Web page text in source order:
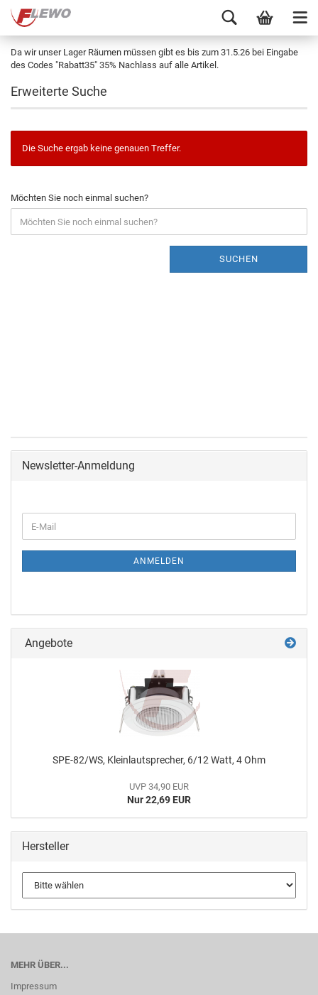
Da wir unser Lager Räumen müssen gibt es bis zum 31.5.26 bei Eingabe
des Codes "Rabatt35" 35% Nachlass auf alle Artikel.
Erweiterte Suche
Die Suche ergab keine genauen Treffer.
Möchten Sie noch einmal suchen?
SUCHEN
Newsletter-Anmeldung
ANMELDEN
Angebote
SPE-82/WS, Kleinlautsprecher, 6/12 Watt, 4 Ohm
UVP 34,90 EUR
Nur 22,69 EUR
Hersteller
MEHR ÜBER...
Impressum